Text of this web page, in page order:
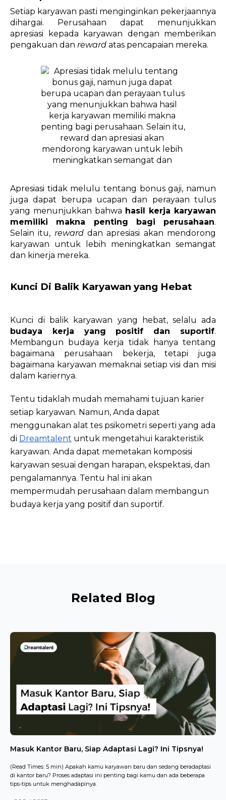
Setiap karyawan pasti menginginkan pekerjaannya
dihargai. Perusahaan dapat menunjukkan
apresiasi kepada karyawan dengan memberikan
pengakuan dan reward atas pencapaian mereka.
Apresiasi tidak melulu tentang bonus gaji, namun
juga dapat berupa ucapan dan perayaan tulus
yang menunjukkan bahwa hasil kerja karyawan
memiliki makna penting bagi perusahaan.
Selain itu, reward dan apresiasi akan mendorong
karyawan untuk lebih meningkatkan semangat
dan kinerja mereka.
Kunci Di Balik Karyawan yang Hebat
budaya kerja yang positif dan suportif.
Membangun budaya kerja tidak hanya tentang
bagaimana perusahaan bekerja, tetapi juga
bagaimana karyawan memaknai setiap visi dan misi
dalam kariernya.
Tentu tidaklah mudah memahami tujuan karier
setiap karyawan. Namun, Anda dapat
menggunakan alat tes psikometri seperti yang ada
di Dreamtalent untuk mengetahui karakteristik
karyawan. Anda dapat memetakan komposisi
karyawan sesuai dengan harapan, ekspektasi, dan
pengalamannya. Tentu hal ini akan
mempermudah perusahaan dalam membangun
budaya kerja yang positif dan suportif.
Related Blog
Masuk Kantor Baru, Siap Adaptasi Lagi? Ini Tipsnya!
(Read Times: 5 min) Apakah kamu karyawan baru dan sedang beradaptasi
di kantor baru? Proses adaptasi ini penting bagi kamu dan ada beberapa
tips-tips untuk menghadapinya.